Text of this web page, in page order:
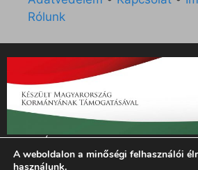
Rólunk
„Az Új Ember katolikus hetilap
támogatását az EGYH-KCP-14-P-
A weboldalon a minőségi felhasználói
használunk.